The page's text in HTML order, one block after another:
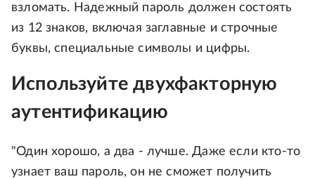
взломать. Надежный пароль должен состоять
из 12 знаков, включая заглавные и строчные
буквы, специальные символы и цифры.
Используйте двухфакторную
аутентификацию
"Один хорошо, а два - лучше. Даже если кто-то
узнает ваш пароль, он не сможет получить